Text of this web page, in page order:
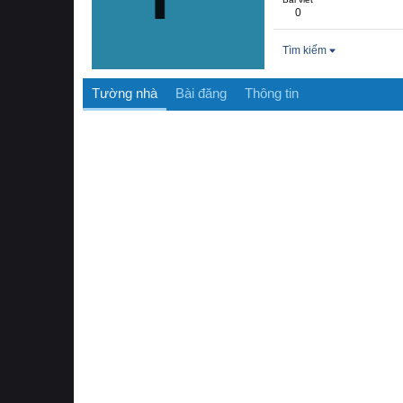
0
Tìm kiếm
Tường nhà Bài đăng Thông tin